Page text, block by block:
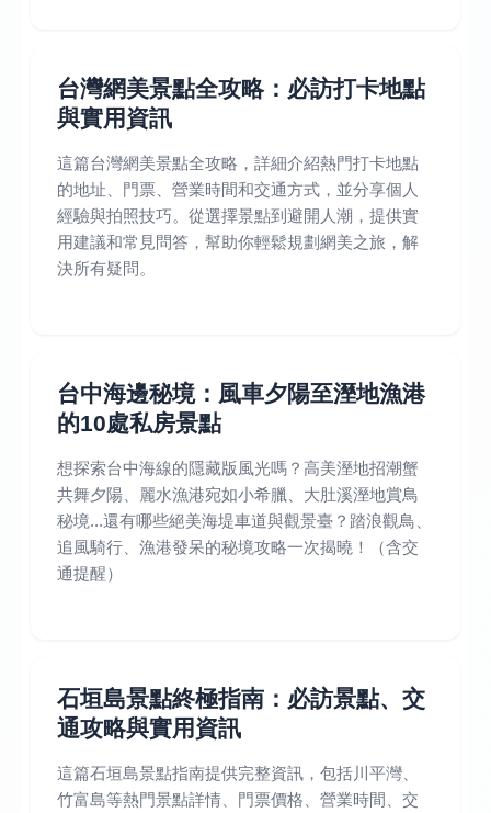
台灣網美景點全攻略：必訪打卡地點
與實用資訊
這篇台灣網美景點全攻略，詳細介紹熱門打卡地點
的地址、門票、營業時間和交通方式，並分享個人
經驗與拍照技巧。從選擇景點到避開人潮，提供實
用建議和常見問答，幫助你輕鬆規劃網美之旅，解
決所有疑問。
台中海邊秘境：風車夕陽至溼地漁港
的10處私房景點
想探索台中海線的隱藏版風光嗎？高美溼地招潮蟹
共舞夕陽、麗水漁港宛如小希臘、大肚溪溼地賞鳥
秘境...還有哪些絕美海堤車道與觀景臺？踏浪觀鳥、
追風騎行、漁港發呆的秘境攻略一次揭曉！（含交
通提醒）
石垣島景點終極指南：必訪景點、交
通攻略與實用資訊
這篇石垣島景點指南提供完整資訊，包括川平灣、
竹富島等熱門景點詳情、門票價格、營業時間、交